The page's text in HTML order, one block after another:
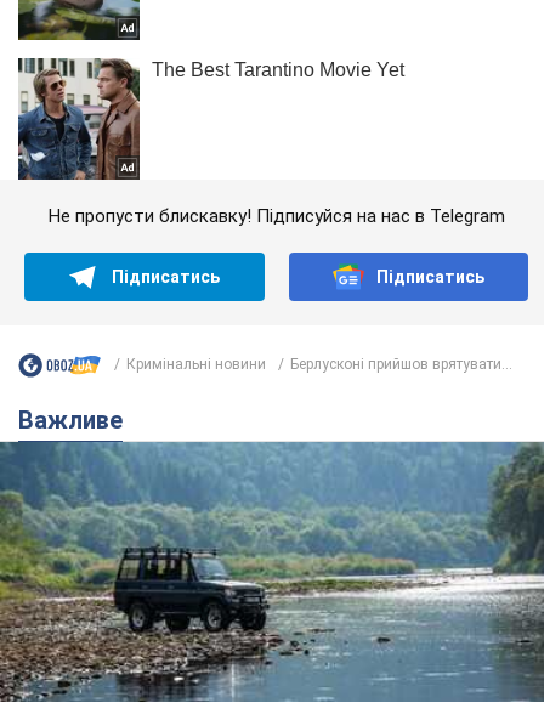
Не пропусти блискавку! Підписуйся на нас в Telegram
Підписатись Підписатись
Кримінальні новини Берлусконі прийшов врятувати...
Важливе